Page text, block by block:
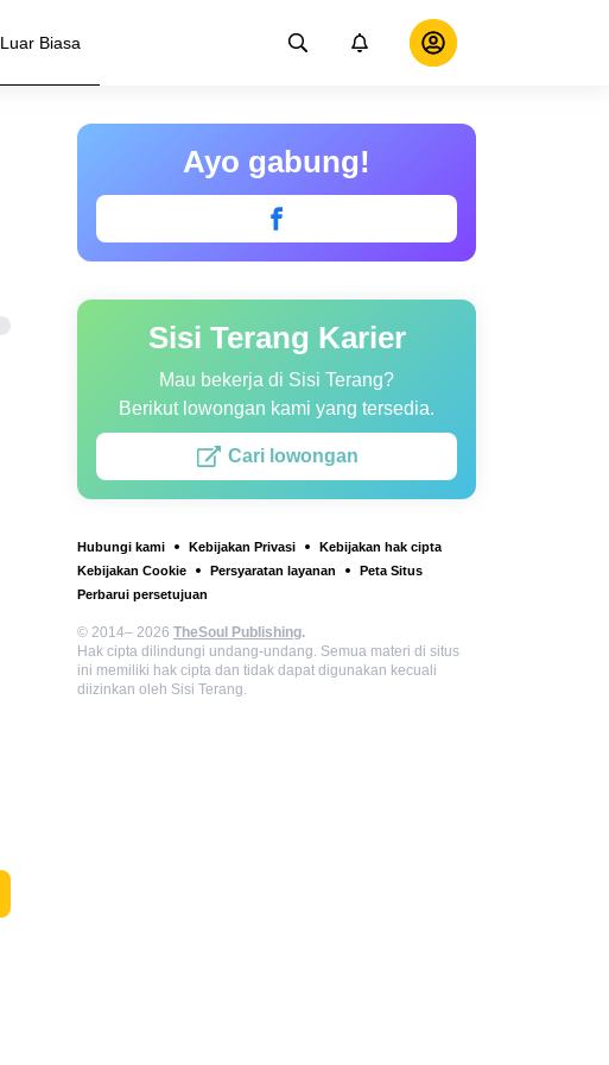
Luar Biasa
Ayo gabung!
Sisi Terang Karier
Mau bekerja di Sisi Terang?
Berikut lowongan kami yang tersedia.
Cari lowongan
Hubungi kami Kebijakan Privasi
Kebijakan hak cipta
Kebijakan Cookie
Persyaratan layanan
Peta Situs
Perbarui persetujuan
© 2014– 2026 TheSoul Publishing.
Hak cipta dilindungi undang-undang. Semua materi di situs
ini memiliki hak cipta dan tidak dapat digunakan kecuali
diizinkan oleh Sisi Terang.